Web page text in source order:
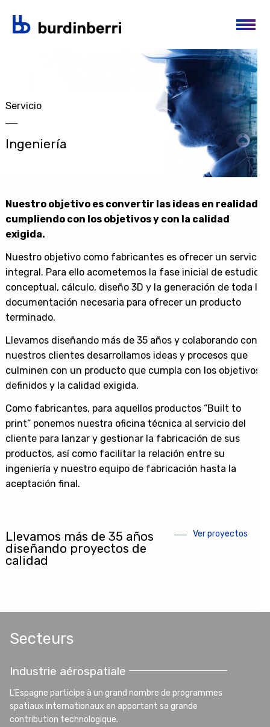
Ingeniería
Servicio
Nuestro objetivo es convertir las ideas en realidad
cumpliendo con los objetivos y con la calidad
exigida.
Nuestro objetivo como fabricantes es ofrecer un servicio
integral. Para ello acometemos la fase inicial de estudio
conceptual, cálculo, diseño 3D y la generación de toda la
documentación necesaria para ofrecer un producto
terminado.
Llevamos diseñando más de 35 años y colaborando con
nuestros clientes desarrollamos ideas y procesos que
culminen con un producto que cumpla con los objetivos
definidos y la calidad exigida.
Como fabricantes, para aquellos productos “Built to
print” ponemos nuestra oficina técnica al servicio del
cliente para lanzar y gestionar la fabricación de sus
productos, así como facilitar la relación entre su
ingeniería y nuestro equipo de fabricación hasta la
aceptación final.
Llevamos más de 35 años
diseñando proyectos de
calidad
Ver proyectos
Secteurs
Industrie aérospatiale
L'Espagne participe à un grand nombre de programmes
spatiaux internationaux en apportant sa grande
contribution technologique.